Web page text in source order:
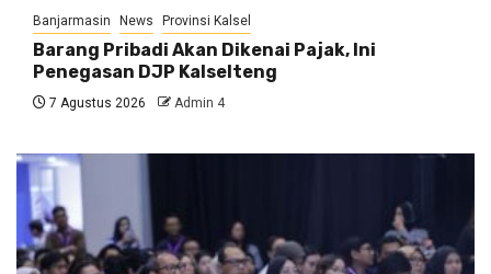
Banjarmasin News Provinsi Kalsel
Barang Pribadi Akan Dikenai Pajak, Ini
Penegasan DJP Kalselteng
7 Agustus 2026 Admin 4